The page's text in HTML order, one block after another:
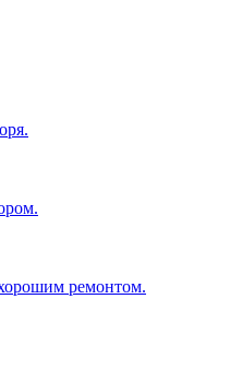
ремонтом.